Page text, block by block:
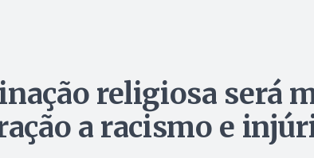
religiosa será
a racismo e